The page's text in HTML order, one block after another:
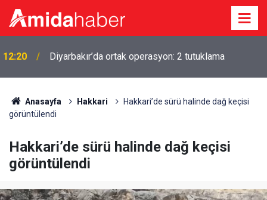
12:20 Diyarbakır’da ortak operasyon: 2 tutuklama
Anasayfa Hakkari
Hakkari’de sürü halinde dağ keçisi
görüntülendi
Hakkari’de sürü halinde dağ keçisi
görüntülendi